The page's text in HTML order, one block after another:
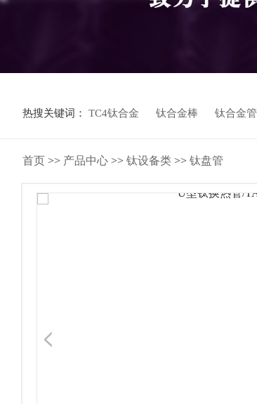
热搜关键词： TC4钛合金 钛合金棒 钛合金管
首页 >> 产品中心 >> 钛设备类 >> 钛盘管